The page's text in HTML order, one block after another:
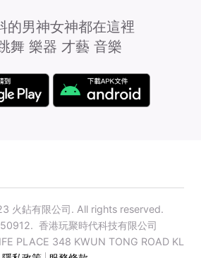
的男神女神都在這裡
舞 樂器 才藝 音樂
火鉆有限公司. All rights reserved.
香港玩聚時代科技有限公司
PLACE 348 KWUN TONG ROAD KL